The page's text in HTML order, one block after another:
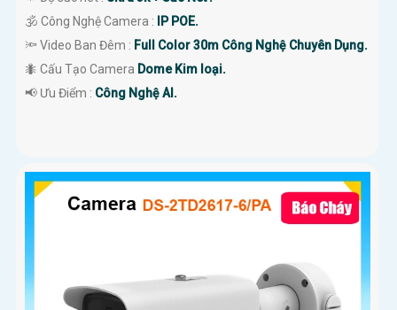
🕉️ Công Nghệ Camera :
IP POE.
🔦 Video Ban Đêm : Full Color 30m Công Nghệ Chuyên Dụng.
🐜 Cấu Tạo Camera Dome Kim loại.
️📢 Ưu Điểm : Công Nghệ AI.